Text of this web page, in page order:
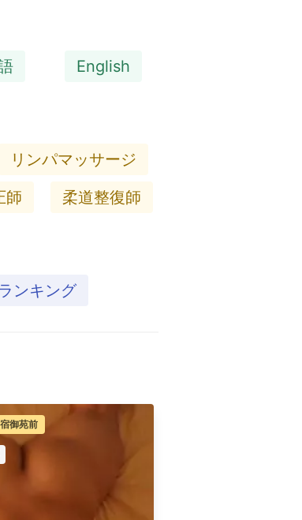
English
リンパマッサージ
師 柔道整復師
ランキング
町駅
御苑前